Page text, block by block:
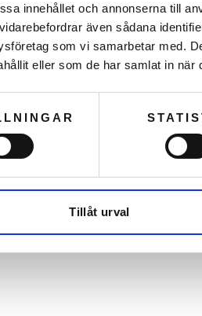
innehållet och annonserna till
även sådana
som vi samarbetar med.
eller som de har samlat in när
Tillåt urval